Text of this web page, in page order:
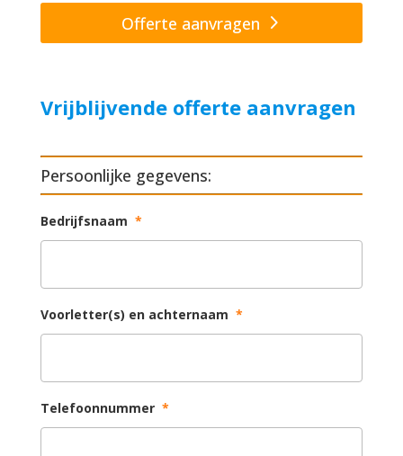
Offerte aanvragen
Vrijblijvende offerte aanvragen
Persoonlijke gegevens:
Bedrijfsnaam *
Voorletter(s) en achternaam *
Telefoonnummer *